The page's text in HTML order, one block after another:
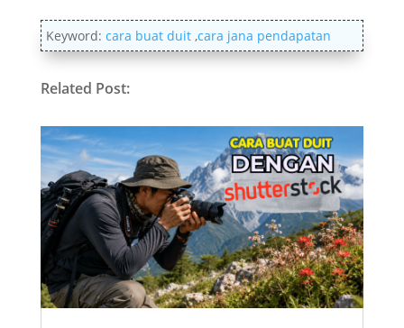
Keyword: cara buat duit,cara jana pendapatan
Related Post: